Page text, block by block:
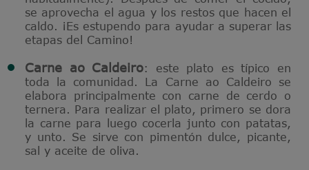
se aprovecha el agua y los restos que hacen el
caldo. ¡Es estupendo para ayudar a superar las
etapas del Camino!
Carne ao Caldeiro: este plato es típico en
toda la comunidad. La Carne ao Caldeiro se
elabora principalmente con carne de cerdo o
ternera. Para realizar el plato, primero se dora
la carne para luego cocerla junto con patatas,
y unto. Se sirve con pimentón dulce, picante,
sal y aceite de oliva.